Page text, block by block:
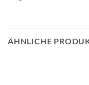
ÄHNLICHE